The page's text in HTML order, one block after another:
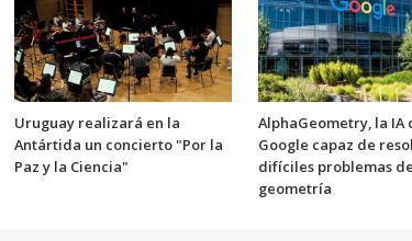
Uruguay realizará en la
Antártida un concierto "Por la
Paz y la Ciencia"
AlphaGeometry, la IA
Google capaz de
difíciles problemas de
geometría